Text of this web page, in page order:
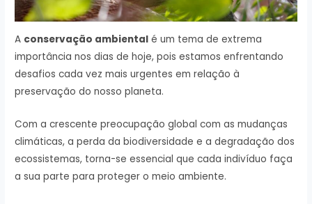
A conservação ambiental é um tema de extrema
importância nos dias de hoje, pois estamos enfrentando
desafios cada vez mais urgentes em relação à
preservação do nosso planeta.
Com a crescente preocupação global com as mudanças
climáticas, a perda da biodiversidade e a degradação dos
ecossistemas, torna-se essencial que cada indivíduo faça
a sua parte para proteger o meio ambiente.